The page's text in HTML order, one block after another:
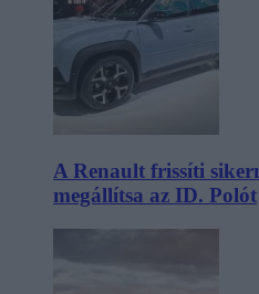
A Renault frissíti
megállítsa az ID. Polót